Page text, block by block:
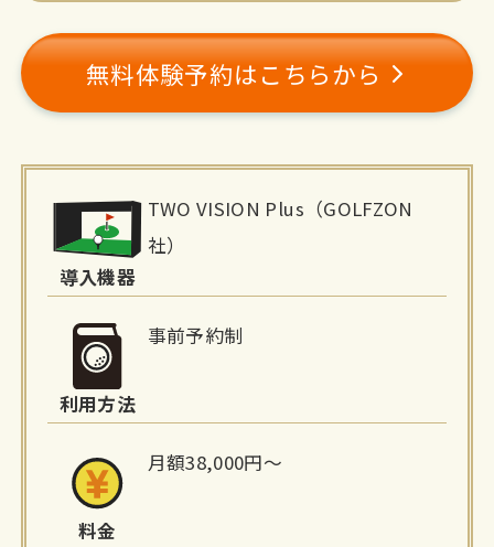
無料体験予約はこちらから
報
導入機器
TWO VISION Plus（GOLFZON
社）
利用方法
事前予約制
料金
月額38,000円〜